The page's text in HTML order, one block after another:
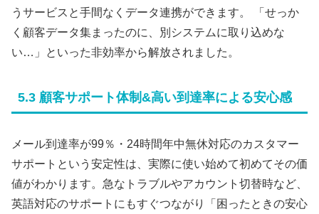
うサービスと手間なくデータ連携ができます。 「せっか
く顧客データ集まったのに、別システムに取り込めな
い…」といった非効率から解放されました。
5.3 顧客サポート体制&高い到達率による安心感
メール到達率が99％・24時間年中無休対応のカスタマー
サポートという安定性は、実際に使い始めて初めてその価
値がわかります。急なトラブルやアカウント切替時など、
英語対応のサポートにもすぐつながり「困ったときの安心